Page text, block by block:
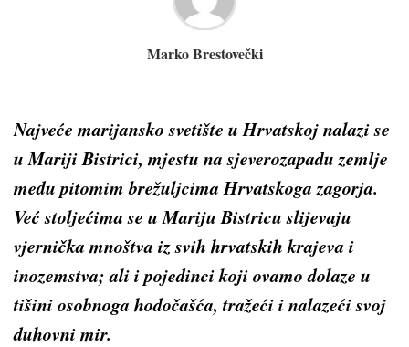
Marko Brestovečki
Najveće marijansko svetište u Hrvatskoj nalazi se
u Mariji Bistrici, mjestu na sjeverozapadu zemlje
među pitomim brežuljcima Hrvatskoga zagorja.
Već stoljećima se u Mariju Bistricu slijevaju
vjernička mnoštva iz svih hrvatskih krajeva i
inozemstva; ali i pojedinci koji ovamo dolaze u
tišini osobnoga hodočašća, tražeći i nalazeći svoj
duhovni mir.